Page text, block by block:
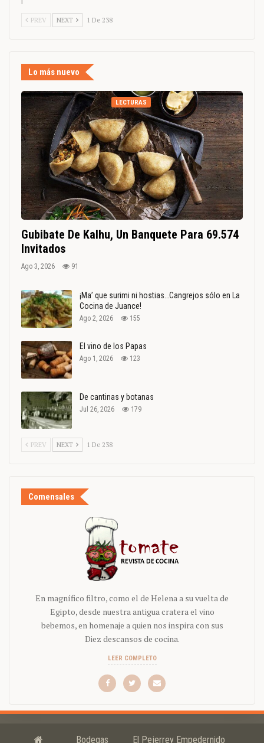
PREV NEXT 1 De 238
Lo más nuevo
LECTURAS
Gubibate De Kalhu, Un Banquete Para 69.574
Invitados
Ago 3, 2026 91
¡Ma’ que surimi ni hostias…Cangrejos sólo en La
Cocina de Juance!
Ago 2, 2026 155
El vino de los Papas
Ago 1, 2026 123
De cantinas y botanas
Jul 26, 2026 179
PREV NEXT 1 De 238
Comensales
En magnífico filtro, como el de Helena a su vuelta de
Egipto, desde nuestra antigua cratera el vino
bebemos, en homenaje a quien nos inspira con sus
Diez descansos de cocina.
LEER COMPLETO
Bodegas El Pejerrey Empedernido